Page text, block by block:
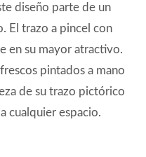
diseño parte de un
El trazo a pincel con
en su mayor atractivo.
pintados a mano
de su trazo pictórico
cualquier espacio.